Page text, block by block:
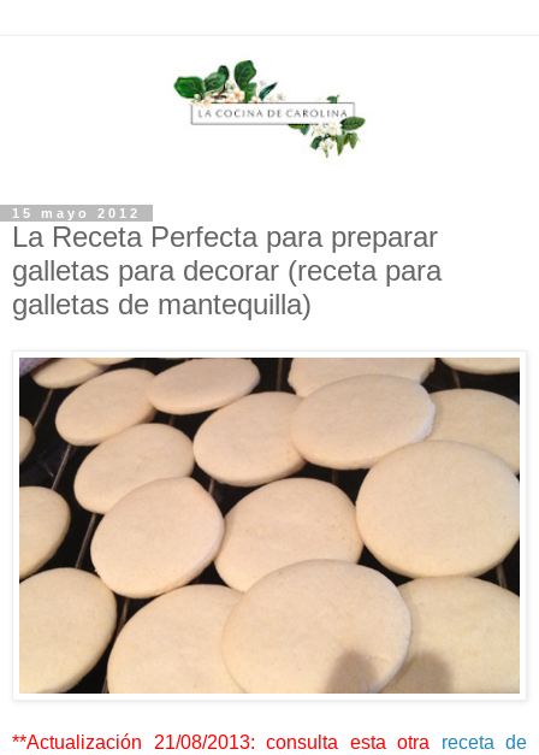
15 mayo 2012
La Receta Perfecta para preparar
galletas para decorar (receta para
galletas de mantequilla)
**Actualización 21/08/2013: consulta esta otra receta de